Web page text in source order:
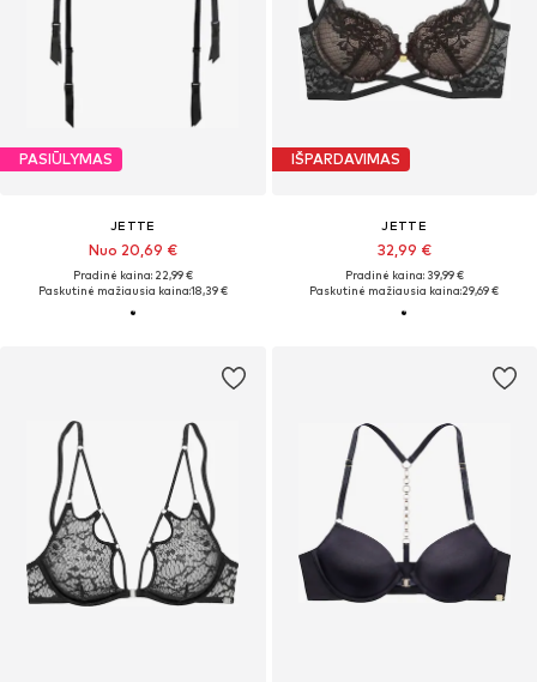
PASIŪLYMAS
JETTE
Nuo 20,69 €
Pradinė kaina: 22,99 €
Paskutinė mažiausia kaina:18,39 €
IŠPARDAVIMAS
JETTE
32,99 €
Pradinė kaina: 39,99 €
Paskutinė mažiausia kaina:29,69 €